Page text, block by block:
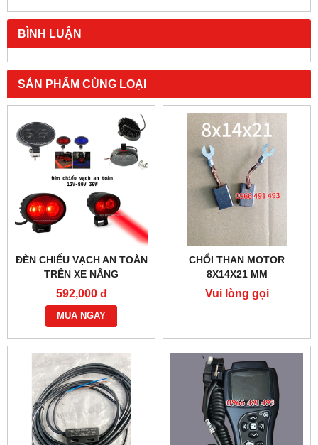
BÌNH LUẬN
SẢN PHẨM CÙNG LOẠI
ĐÈN CHIẾU VẠCH AN TOÀN
TRÊN XE NÂNG
592,000 đ
MUA NGAY
CHỔI THAN MOTOR
8X14X21 MM
Vui lòng gọi